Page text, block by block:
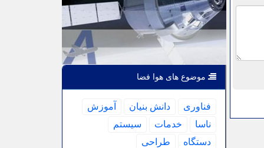
موضوع های هوا فضا
فناوری دانش بنیان
آموزش
ناسا
خدمات
سیستم
دستگاه
طراحی